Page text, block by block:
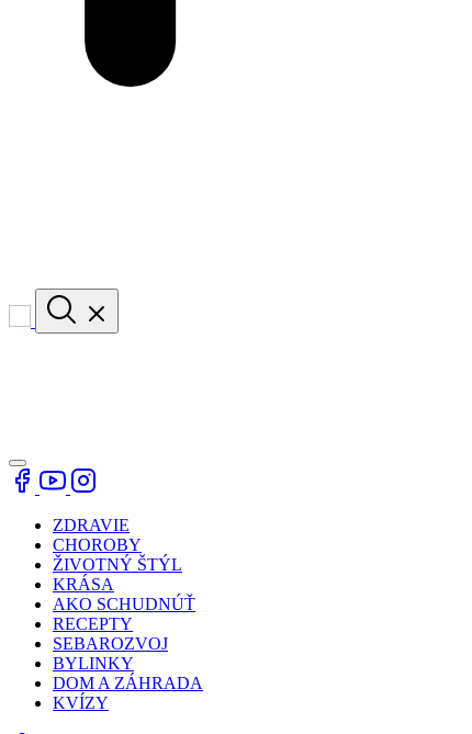
ZDRAVIE
CHOROBY
ŽIVOTNÝ ŠTÝL
KRÁSA
AKO SCHUDNÚŤ
RECEPTY
SEBAROZVOJ
BYLINKY
DOM A ZÁHRADA
KVÍZY